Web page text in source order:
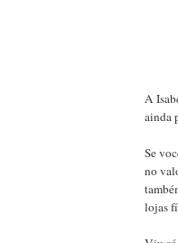
A
ainda
Se
no
lojas